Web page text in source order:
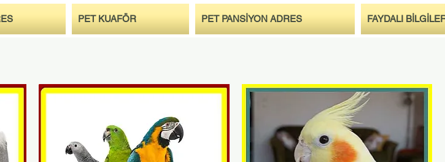
PET KUAFÖR PET PANSİYON ADRES FAYDALI